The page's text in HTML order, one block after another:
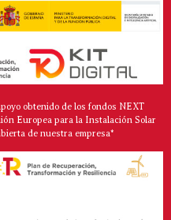
obtenido de los fondos NEXT
Europea para la Instalación Solar
de nuestra empresa*